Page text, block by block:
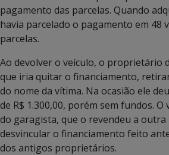
pagamento das parcelas. Quando
havia parcelado o pagamento em 48
parcelas.
Ao devolver o veículo, o proprietário
que iria quitar o financiamento,
do nome da vítima. Na ocasião ele
de R$ 1.300,00, porém sem fundos.
do garagista, que o revendeu a outra
desvincular o financiamento feito
dos antigos proprietários.